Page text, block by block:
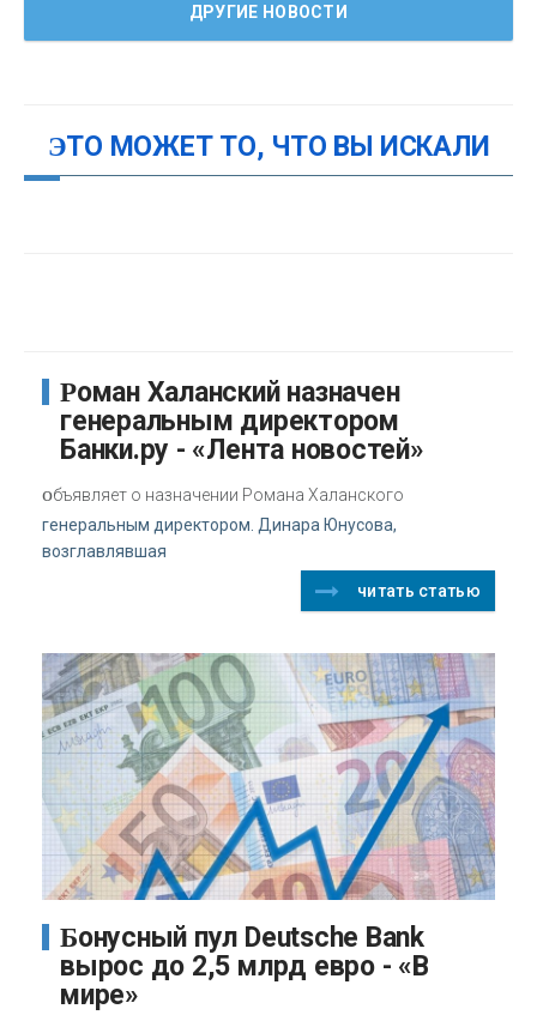
ДРУГИЕ НОВОСТИ
ЭТО МОЖЕТ ТО, ЧТО ВЫ ИСКАЛИ
Роман Халанский назначен
генеральным директором
Банки.ру - «Лента новостей»
объявляет о назначении Романа Халанского
генеральным директором. Динара Юнусова,
возглавлявшая
читать статью
Бонусный пул Deutsche Bank
вырос до 2,5 млрд евро - «В
мире»